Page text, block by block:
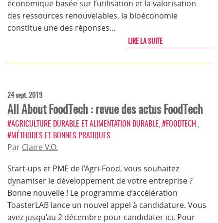
économique basée sur l’utilisation et la valorisation
des ressources renouvelables, la bioéconomie
constitue une des réponses…
LIRE LA SUITE
24 sept. 2019
All About FoodTech : revue des actus FoodTech
#AGRICULTURE DURABLE ET ALIMENTATION DURABLE #FOODTECH
#MÉTHODES ET BONNES PRATIQUES
Par Claire V.O.
Start-ups et PME de l’Agri-Food, vous souhaitez
dynamiser le développement de votre entreprise ?
Bonne nouvelle ! Le programme d’accélération
ToasterLAB lance un nouvel appel à candidature. Vous
avez jusqu’au 2 décembre pour candidater ici. Pour